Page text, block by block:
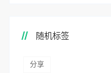
随机标签
分享